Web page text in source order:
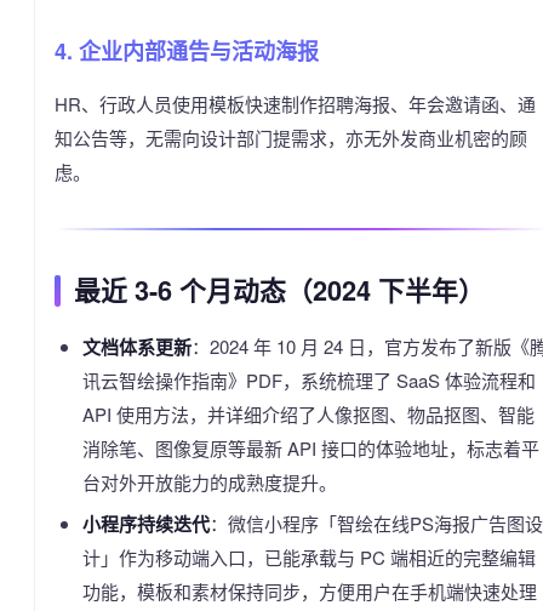
4. 企业内部通告与活动海报
HR、行政人员使用模板快速制作招聘海报、年会邀请函、通
知公告等，无需向设计部门提需求，亦无外发商业机密的顾
虑。
最近 3-6 个月动态（2024 下半年）
文档体系更新：2024 年 10 月 24 日，官方发布了新版《
讯云智绘操作指南》PDF，系统梳理了 SaaS 体验流程和
API 使用方法，并详细介绍了人像抠图、物品抠图、智能
消除笔、图像复原等最新 API 接口的体验地址，标志着平
台对外开放能力的成熟度提升。
小程序持续迭代：微信小程序「智绘在线PS海报广告图设
计」作为移动端入口，已能承载与 PC 端相近的完整编辑
功能，模板和素材保持同步，方便用户在手机端快速处理